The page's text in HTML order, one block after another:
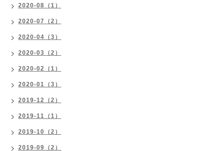
2020-08（1）
2020-07（2）
2020-04（3）
2020-03（2）
2020-02（1）
2020-01（3）
2019-12（2）
2019-11（1）
2019-10（2）
2019-09（2）